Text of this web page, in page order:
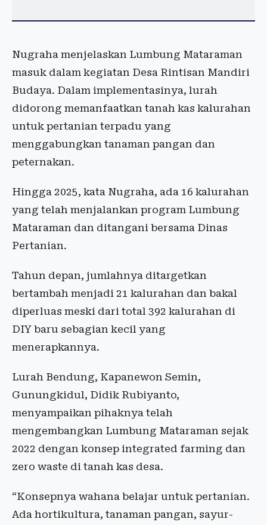
Nugraha menjelaskan Lumbung Mataraman
masuk dalam kegiatan Desa Rintisan Mandiri
Budaya. Dalam implementasinya, lurah
didorong memanfaatkan tanah kas kalurahan
untuk pertanian terpadu yang
menggabungkan tanaman pangan dan
peternakan.
Hingga 2025, kata Nugraha, ada 16 kalurahan
yang telah menjalankan program Lumbung
Mataraman dan ditangani bersama Dinas
Pertanian.
Tahun depan, jumlahnya ditargetkan
bertambah menjadi 21 kalurahan dan bakal
diperluas meski dari total 392 kalurahan di
DIY baru sebagian kecil yang
menerapkannya.
Lurah Bendung, Kapanewon Semin,
Gunungkidul, Didik Rubiyanto,
menyampaikan pihaknya telah
mengembangkan Lumbung Mataraman sejak
2022 dengan konsep integrated farming dan
zero waste di tanah kas desa.
“Konsepnya wahana belajar untuk pertanian.
Ada hortikultura, tanaman pangan, sayur-